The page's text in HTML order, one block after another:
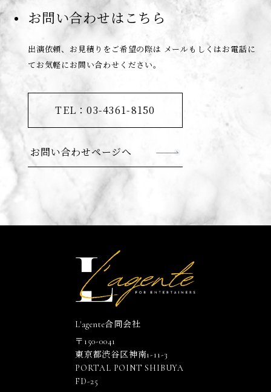
お問い合わせはこちら
出演依頼、お見積りをご希望の際は メールもしくはお電話に
てお気軽にお問い合わせください。
TEL：03-4361-8150
お問い合わせページへ
L'agente合同会社
〒150-0041
東京都渋谷区神南1-11-3
PORTAL POINT SHIBUYA
FD-25